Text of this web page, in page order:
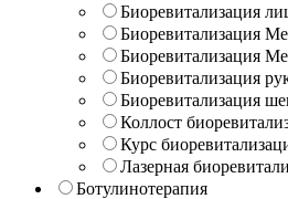
Биоревитализация
Биоревитализация
Биоревитализация
Биоревитализация
Биоревитализация
Коллост
Курс
Лазерная
Ботулинотерапия